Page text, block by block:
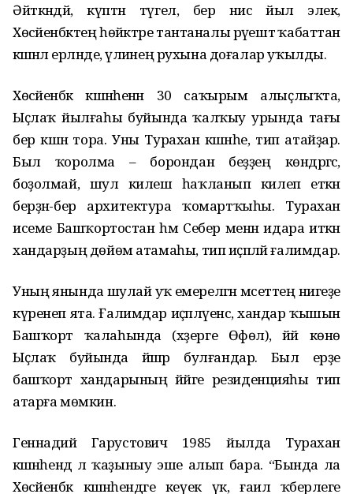
Әйткәндәй, күптән түгел, бер нисә йыл элек,
Хөсәйенбәктең һөйәктәре тантаналы рәүештә ҡабаттан
кәшәнәлә ерләнде, әүлиәнең рухына доғалар уҡылды.
Хөсәйенбәк кәшәнәһенән 30 саҡырым алыҫлыҡта,
Ыҫлаҡ йылғаһы буйында ҡалҡыу урында тағы
бер кәшәнә тора. Уны Турахан кәшәнәһе, тип атайҙар.
Был ҡоролма – борондан беҙҙең көндәргәсә,
боҙолмай, шул килеш һаҡланып килеп еткән
берҙән-бер архитектура ҡомартҡыһы. Турахан
исеме Башҡортостан һәм Себер менән идара иткән
хандарҙың дөйөм атамаһы, тип иҫәпләй ғалимдар.
Уның янында шулай уҡ емерелгән мәсеттең нигеҙе
күренеп ята. Ғалимдар иҫәпләүенсә, хандар ҡышын
Башҡорт ҡалаһында (хәҙерге Өфөлә), йәй көнө
Ыҫлаҡ буйында йәшәр булғандар. Был ерҙе
башҡорт хандарының йәйге резиденцияһы тип
атарға мөмкин.
Геннадий Гарустович 1985 йылда Турахан
кәшәнәһендә лә ҡаҙыныу эше алып бара. “Бында ла
Хөсәйенбәк кәшәнәһендәге кеүек үк, ғаилә ҡәберлеге